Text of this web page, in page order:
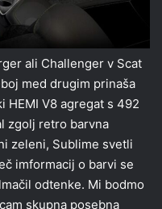
ali Challenger v Scat
med drugim prinaša
HEMI V8 agregat s 492
zgolj retro barvna
zeleni, Sublime svetli
imformacij o barvi se
odtenke. Mi bodmo
skupna posebna